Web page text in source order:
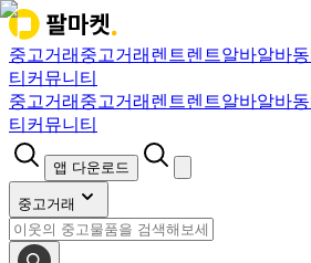
중고거래 중고거래 렌트렌트알바알바
티 커뮤니티
중고거래 중고거래 렌트렌트알바알바
티 커뮤니티
앱 다운로드
중고거래